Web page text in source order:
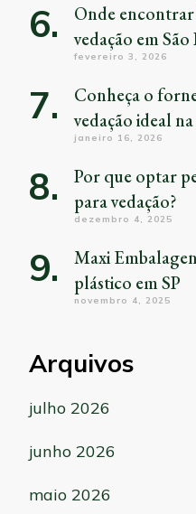
Onde
vedação em São
fevereiro 3, 2026
Conheça o
vedação ideal
janeiro 16, 2026
Por que optar
para vedação?
dezembro 4, 2025
Maxi
plástico em SP
novembro 4, 2025
Arquivos
julho 2026
junho 2026
maio 2026